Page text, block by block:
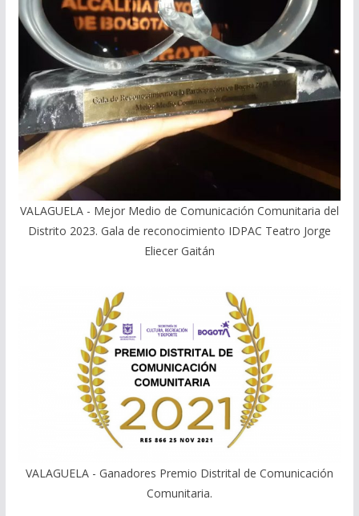
VALAGUELA - Mejor Medio de Comunicación Comunitaria del
Distrito 2023. Gala de reconocimiento IDPAC Teatro Jorge
Eliecer Gaitán
VALAGUELA - Ganadores Premio Distrital de Comunicación
Comunitaria.